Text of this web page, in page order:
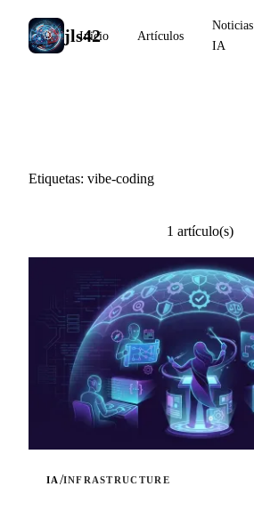
jls42
Inicio Artículos
Noticias
IA
Etiquetas: vibe-coding
1 artículo(s)
IA /INFRASTRUCTURE